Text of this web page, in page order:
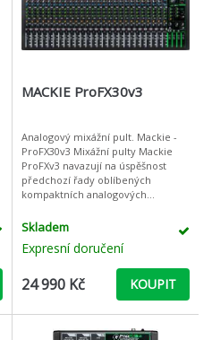
MACKIE ProFX30v3
Analogový mixážní pult. Mackie -
ProFX30v3 Mixážní pulty Mackie
ProFXv3 navazují na úspěšnost
předchozí řady oblíbených
kompaktních analogových
praktických funkcí platí za
Skladem
Expresní doručení
24 990 Kč KOUPIT